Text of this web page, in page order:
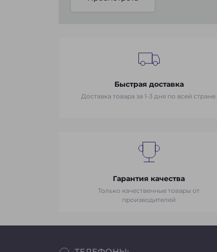
Быстрая доставка
Доставка товара за 1-3 дня по всей стране.
Гарантия качества
Только качественные товары от
производителей